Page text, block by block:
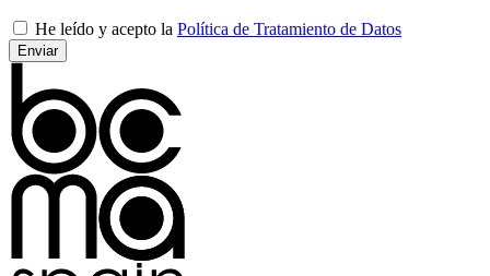
He leído y acepto la Política de Tratamiento de Datos